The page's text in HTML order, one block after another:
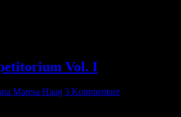
Vol. I
Maresa Haag 3 Kommentare